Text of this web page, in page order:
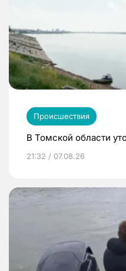
Происшествия
В Томской области
21:32 / 07.08.26